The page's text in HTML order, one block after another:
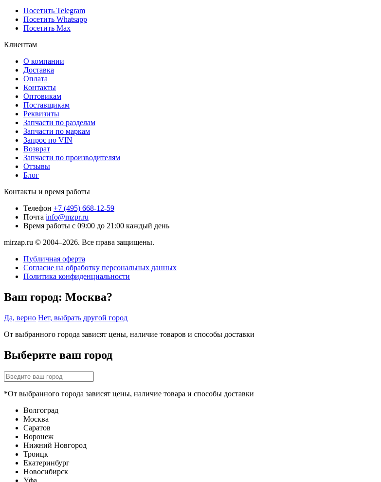
Посетить Telegram
Посетить Whatsapp
Посетить Max
Клиентам
О компании
Доставка
Оплата
Контакты
Оптовикам
Поставщикам
Реквизиты
Запчасти по разделам
Запчасти по маркам
Запрос по VIN
Возврат
Запчасти по производителям
Отзывы
Блог
Контакты и время работы
Телефон +7 (495) 668-12-59
Почта info@mzpr.ru
Время работы с 09:00 до 21:00 каждый день
mirzap.ru © 2004–2026. Все права защищены.
Публичная оферта
Согласие на обработку персональных данных
Политика конфиденциальности
Ваш город: Москва?
Да, верно Нет, выбрать другой город
От выбранного города зависят цены, наличие товаров и способы доставки
Выберите ваш город
*От выбранного города зависят цены, наличие товара и способы доставки
Волгоград
Москва
Саратов
Воронеж
Нижний Новгород
Троицк
Екатеринбург
Новосибирск
Уфа